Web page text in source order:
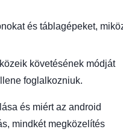
és táblagépeket,
követésének módját
foglalkozniuk.
és miért az android
mindkét megközelítés